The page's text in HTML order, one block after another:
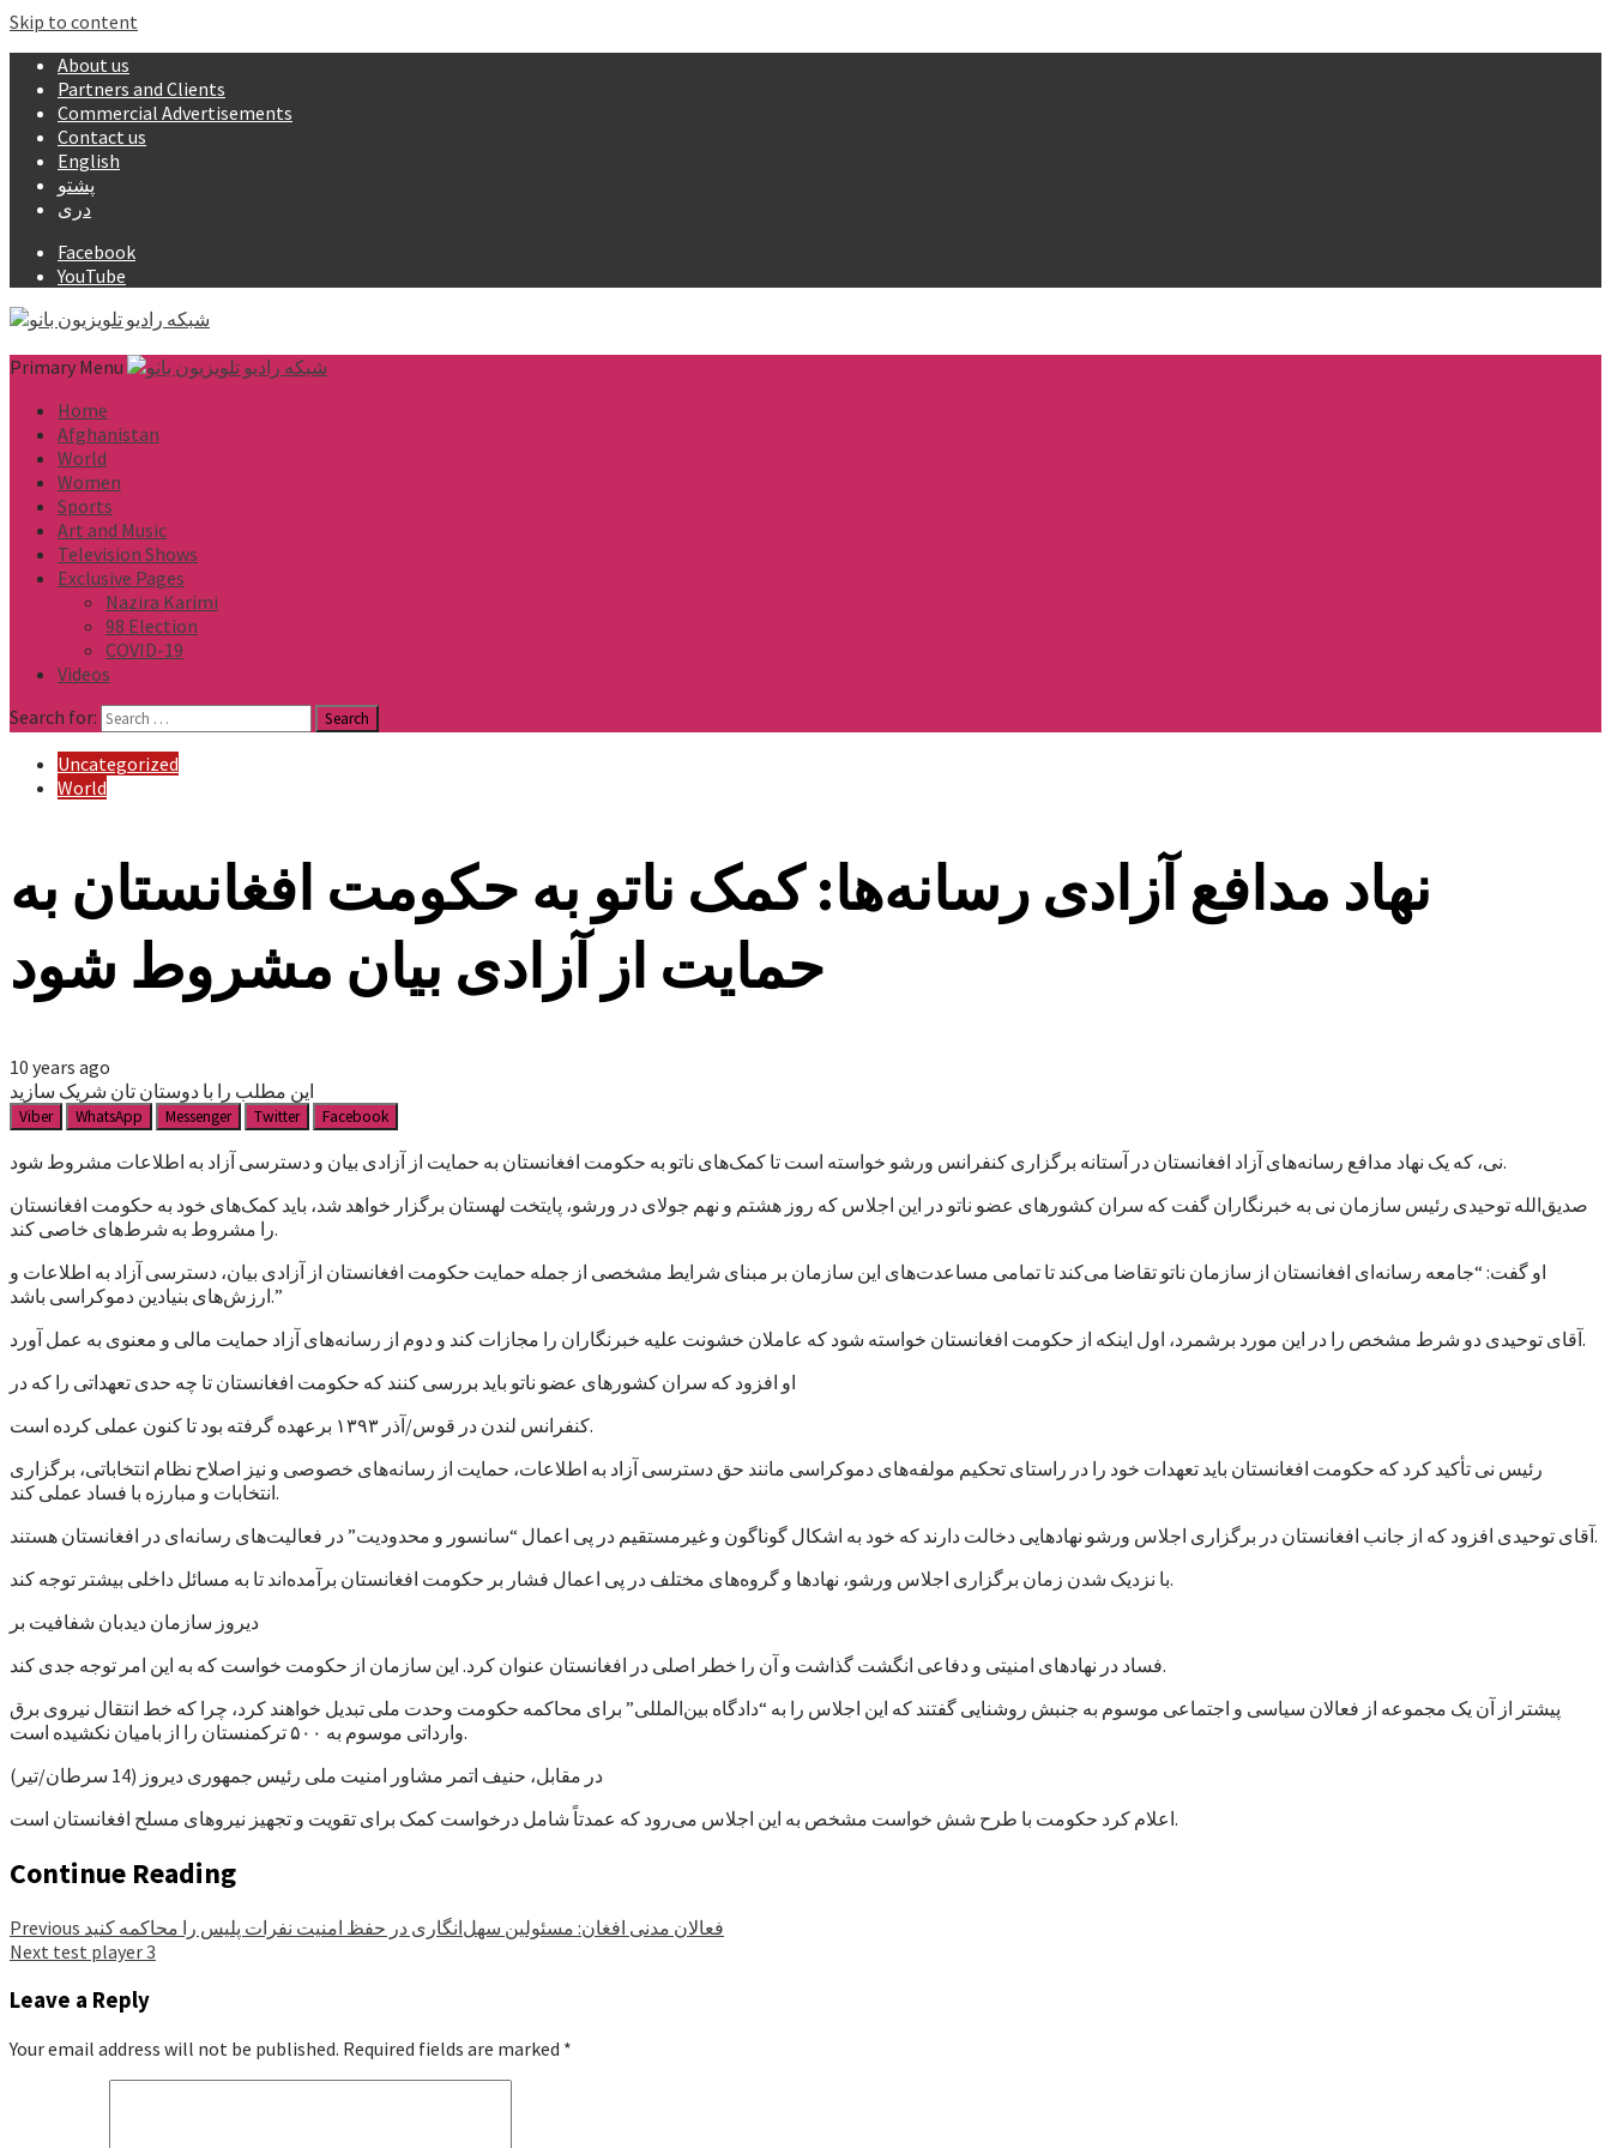
Skip to content
About us
Partners and Clients
Commercial Advertisements
Contact us
English
پشتو
دری
Facebook
YouTube
Primary Menu
Home
Afghanistan
World
Women
Sports
Art and Music
Television Shows
Exclusive Pages
Nazira Karimi
98 Election
COVID-19
Videos
Search for:
Uncategorized
World
نهاد مدافع آزادی رسانه‌ها: کمک ناتو به حکومت افغانستان به
حمایت از آزادی بیان مشروط شود
10 years ago
این مطلب را با دوستان تان شریک سازید
Viber WhatsApp Messenger Twitter Facebook
نی، که یک نهاد مدافع رسانه‌های آزاد افغانستان در آستانه برگزاری کنفرانس ورشو خواسته است تا کمک‌های ناتو به حکومت افغانستان به حمایت از آزادی بیان و دسترسی آزاد به اطلاعات مشروط شود.
صدیق‌الله توحیدی رئیس سازمان نی به خبرنگاران گفت که سران کشورهای عضو ناتو در این اجلاس که روز هشتم و نهم جولای در ورشو، پایتخت لهستان برگزار خواهد شد، باید کمک‌های خود به حکومت افغانستان
را مشروط به شرط‌های خاصی کند.
او گفت: “جامعه رسانه‌ای افغانستان از سازمان ناتو تقاضا می‌کند تا تمامی مساعدت‌های این سازمان بر مبنای شرایط مشخصی از جمله حمایت حکومت افغانستان از آزادی بیان، دسترسی آزاد به اطلاعات و
ارزش‌های بنیادین دموکراسی باشد.”
آقای توحیدی دو شرط مشخص را در این مورد برشمرد، اول اینکه از حکومت افغانستان خواسته شود که عاملان خشونت علیه خبرنگاران را مجازات کند و دوم از رسانه‌های آزاد حمایت مالی و معنوی به عمل آورد.
او افزود که سران کشورهای عضو ناتو باید بررسی کنند که حکومت افغانستان تا چه حدی تعهداتی را که در
کنفرانس لندن در قوس/آذر ۱۳۹۳ برعهده گرفته بود تا کنون عملی کرده است.
رئیس نی تأکید کرد که حکومت افغانستان باید تعهدات خود را در راستای تحکیم مولفه‌های دموکراسی مانند حق دسترسی آزاد به اطلاعات، حمایت از رسانه‌های خصوصی و نیز اصلاح نظام انتخاباتی، برگزاری
انتخابات و مبارزه با فساد عملی کند.
آقای توحیدی افزود که از جانب افغانستان در برگزاری اجلاس ورشو نهادهایی دخالت دارند که خود به اشکال گوناگون و غیرمستقیم در پی اعمال “سانسور و محدودیت” در فعالیت‌های رسانه‌ای در افغانستان هستند.
با نزدیک شدن زمان برگزاری اجلاس ورشو، نهادها و گروه‌های مختلف در پی اعمال فشار بر حکومت افغانستان برآمده‌اند تا به مسائل داخلی بیشتر توجه کند.
دیروز سازمان دیدبان شفافیت بر
فساد در نهادهای امنیتی و دفاعی انگشت گذاشت و آن را خطر اصلی در افغانستان عنوان کرد. این سازمان از حکومت خواست که به این امر توجه جدی کند.
پیشتر از آن یک مجموعه از فعالان سیاسی و اجتماعی موسوم به جنبش روشنایی گفتند که این اجلاس را به “دادگاه بین‌المللی” برای محاکمه حکومت وحدت ملی تبدیل خواهند کرد، چرا که خط انتقال نیروی برق
وارداتی موسوم به ۵۰۰ ترکمنستان را از بامیان نکشیده است.
در مقابل، حنیف اتمر مشاور امنیت ملی رئیس جمهوری دیروز (14 سرطان/تیر)
اعلام کرد حکومت با طرح شش خواست مشخص به این اجلاس می‌رود که عمدتاً شامل درخواست کمک برای تقویت و تجهیز نیروهای مسلح افغانستان است.
Continue Reading
Previous فعالان مدنی افغان: مسئولین سهل‌انگاری در حفظ امنیت نفرات پلیس را محاکمه کنید
Next test player 3
Leave a Reply
Your email address will not be published. Required fields are marked *